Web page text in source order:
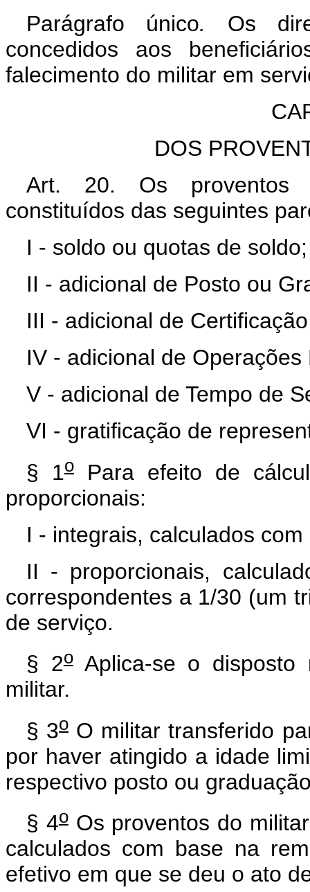
Parágrafo único.
Os
concedidos aos
falecimento do militar em
DOS
Art. 20. Os proventos
constituídos das seguintes
I - soldo ou quotas de soldo;
II - adicional de Posto ou
III - adicional de
IV - adicional de Operações
V - adicional de Tempo de
VI - gratificação de
§ 1o Para efeito de
proporcionais:
I - integrais, calculados
II - proporcionais,
correspondentes a 1/30 (um
de serviço.
§ 2oAplica-se o disposto
militar.
§ 3oO militar transferido
por haver atingido a idade
respectivo posto ou
§ 4oOs proventos do
calculados com base na
efetivo em que se deu o ato